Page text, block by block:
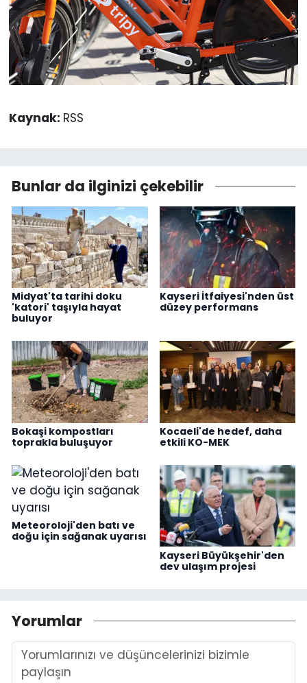
Kaynak: RSS
Bunlar da ilginizi çekebilir
Midyat'ta tarihi doku
'katori' taşıyla hayat
buluyor
Kayseri İtfaiyesi'nden üst
düzey performans
Bokaşi kompostları
toprakla buluşuyor
Kocaeli'de hedef, daha
etkili KO-MEK
Meteoroloji'den batı ve
doğu için sağanak uyarısı
Kayseri Büyükşehir'den
dev ulaşım projesi
Yorumlar